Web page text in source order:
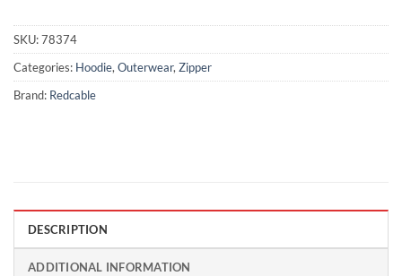
SKU:78374
Categories: Hoodie, Outerwear, Zipper
Brand: Redcable
DESCRIPTION
ADDITIONAL INFORMATION